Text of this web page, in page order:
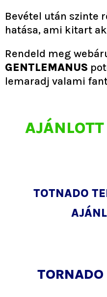
Bevétel után szinte
hatása, ami kitart
Rendeld meg
GENTLEMANUS
lemaradj valami
TOTNADO